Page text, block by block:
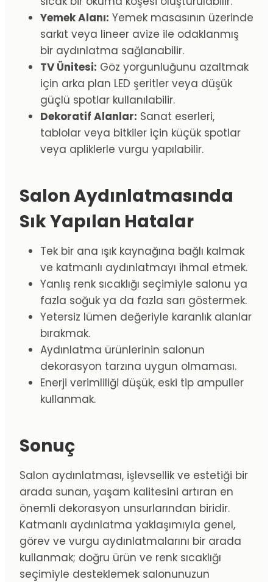
Yemek Alanı: Yemek masasının üzerinde
sarkıt veya lineer avize ile odaklanmış
bir aydınlatma sağlanabilir.
TV Ünitesi: Göz yorgunluğunu azaltmak
için arka plan LED şeritler veya düşük
güçlü spotlar kullanılabilir.
Dekoratif Alanlar: Sanat eserleri,
tablolar veya bitkiler için küçük spotlar
veya apliklerle vurgu yapılabilir.
Salon Aydınlatmasında
Sık Yapılan Hatalar
Tek bir ana ışık kaynağına bağlı kalmak
ve katmanlı aydınlatmayı ihmal etmek.
Yanlış renk sıcaklığı seçimiyle salonu ya
fazla soğuk ya da fazla sarı göstermek.
Yetersiz lümen değeriyle karanlık alanlar
bırakmak.
Aydınlatma ürünlerinin salonun
dekorasyon tarzına uygun olmaması.
Enerji verimliliği düşük, eski tip ampuller
kullanmak.
Sonuç
Salon aydınlatması, işlevsellik ve estetiği bir
arada sunan, yaşam kalitesini artıran en
önemli dekorasyon unsurlarından biridir.
Katmanlı aydınlatma yaklaşımıyla genel,
görev ve vurgu aydınlatmalarını bir arada
kullanmak; doğru ürün ve renk sıcaklığı
seçimiyle desteklemek salonunuzun